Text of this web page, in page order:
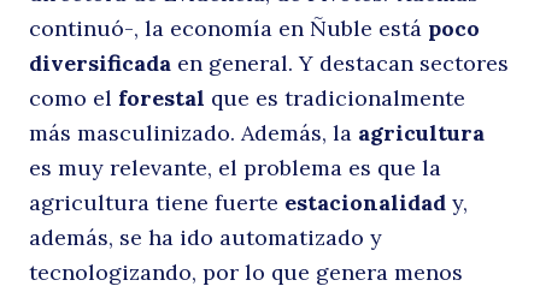
Buscar
continuó-, la economía en Ñuble está poco
diversificada en general. Y destacan sectores
como el forestal que es tradicionalmente
más masculinizado. Además, la agricultura
es muy relevante, el problema es que la
agricultura tiene fuerte estacionalidad y,
además, se ha ido automatizado y
tecnologizando, por lo que genera menos